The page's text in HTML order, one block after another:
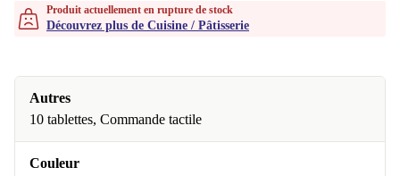
Produit actuellement en rupture de stock
Découvrez plus de Cuisine / Pâtisserie
Autres
10 tablettes, Commande tactile
Couleur